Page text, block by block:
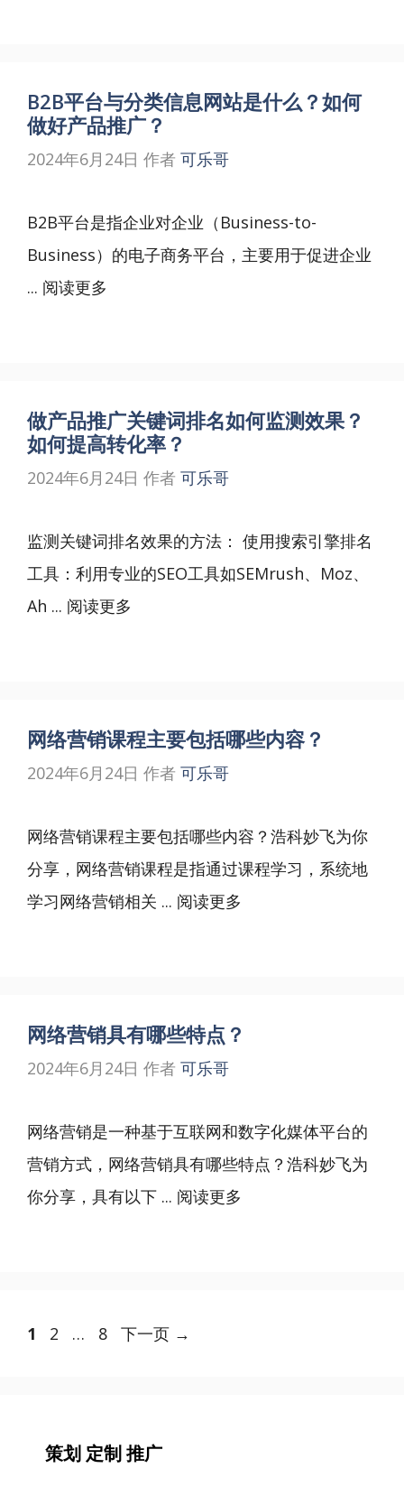
B2B平台与分类信息网站是什么？如何
做好产品推广？
2024年6月24日 作者 可乐哥
B2B平台是指企业对企业（Business-to-
Business）的电子商务平台，主要用于促进企业
... 阅读更多
做产品推广关键词排名如何监测效果？
如何提高转化率？
2024年6月24日 作者 可乐哥
监测关键词排名效果的方法： 使用搜索引擎排名
工具：利用专业的SEO工具如SEMrush、Moz、
Ah ... 阅读更多
网络营销课程主要包括哪些内容？
2024年6月24日 作者 可乐哥
网络营销课程主要包括哪些内容？浩科妙飞为你
分享，网络营销课程是指通过课程学习，系统地
学习网络营销相关 ... 阅读更多
网络营销具有哪些特点？
2024年6月24日 作者 可乐哥
网络营销是一种基于互联网和数字化媒体平台的
营销方式，网络营销具有哪些特点？浩科妙飞为
你分享，具有以下 ... 阅读更多
文
页
1
页
2 …
页
8 下一页 →
策划 定制 推广